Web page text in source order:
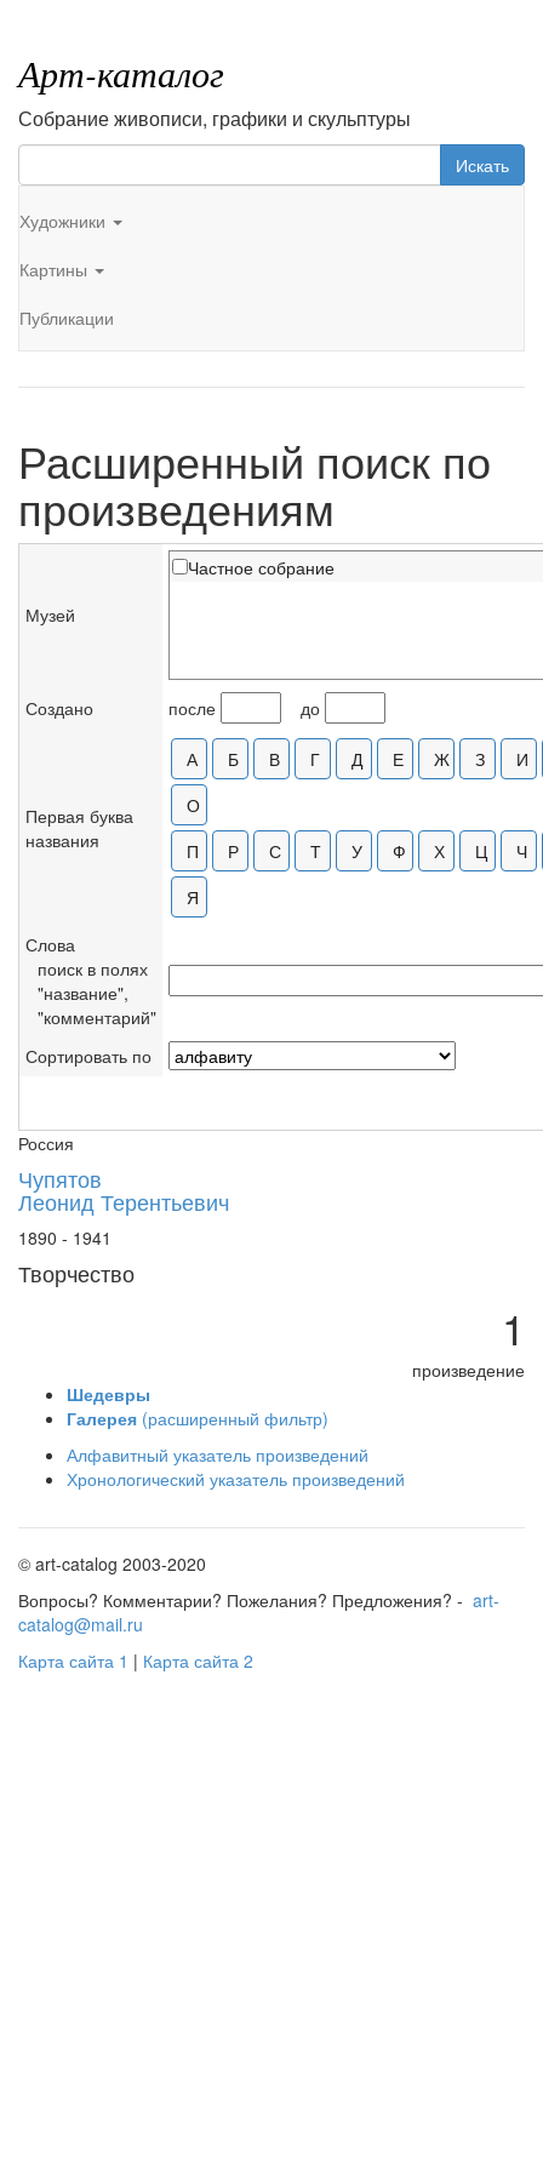
Арт-каталог
Собрание живописи, графики и скульптуры
Искать
Художники
Картины
Публикации
Расширенный поиск по
произведениям
Музей
Частное собрание
Создано после до
Первая буква
названия
Слова
поиск в полях
"название",
"комментарий"
Сортировать по
Россия
Чупятов
Леонид Терентьевич
1890 - 1941
Творчество
1
произведение
Шедевры
Галерея (расширенный фильтр)
Алфавитный указатель произведений
Хронологический указатель произведений
© art-catalog 2003-2020
Вопросы? Комментарии? Пожелания? Предложения? - art-
catalog@mail.ru
Карта сайта 1 | Карта сайта 2